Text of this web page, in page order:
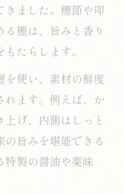
しさ
と鰹の至福の時
和食の味わい
合う和食体験
食と鰹の調和
きました。鰹節や叩
鰹は、旨みと香り
たらします。
使い、素材の鮮度
れます。例えば、か
げ、内側はしっと
旨みを堪能できる
特製の醤油や薬味